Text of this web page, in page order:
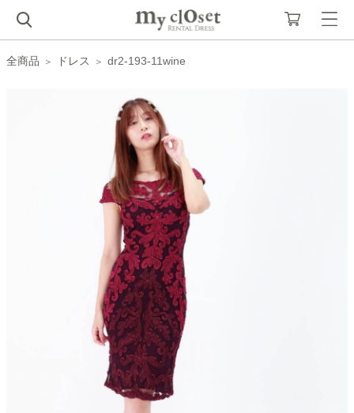
全商品 ドレス dr2-193-11wine